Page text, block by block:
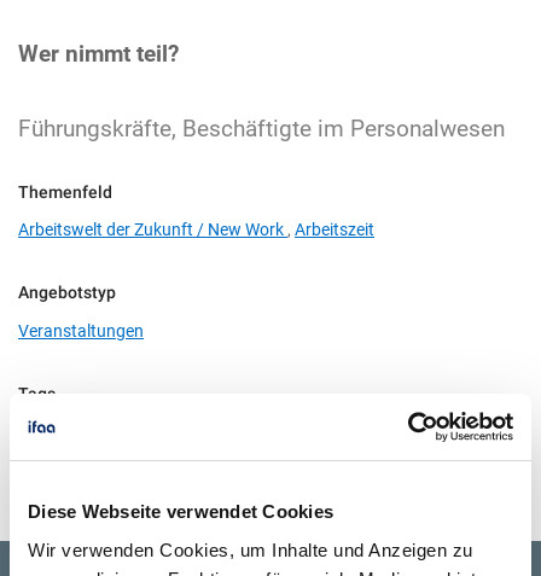
Diese Webseite verwendet Cookies
Wir verwenden Cookies, um Inhalte und Anzeigen zu
Wer nimmt teil?
Führungskräfte, Beschäftigte im Personalwesen
Themenfeld
Arbeitswelt der Zukunft / New Work , Arbeitszeit
Angebotstyp
Veranstaltungen
Tags
Arbeitszeit,